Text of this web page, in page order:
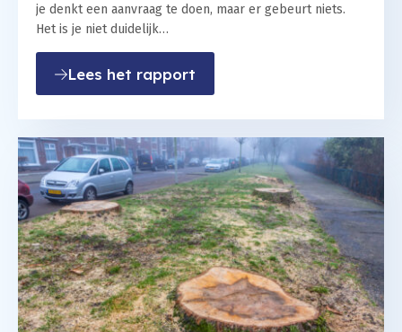
je denkt een aanvraag te doen, maar er gebeurt niets.
Het is je niet duidelijk…
Lees het rapport